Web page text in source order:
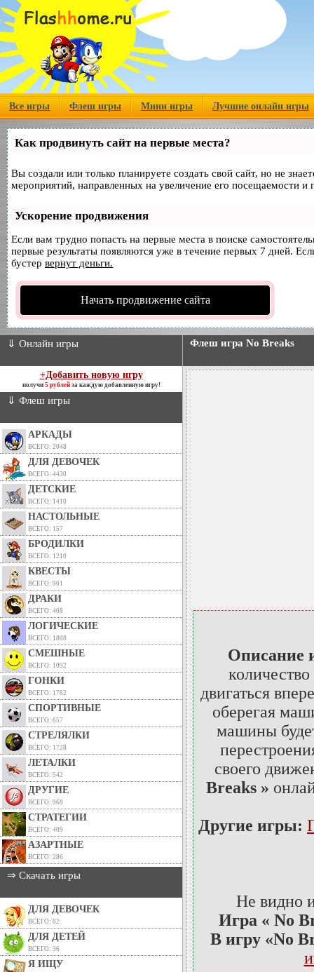
Все игры Флеш игры Мини игры Лучшие онлайн игры
Как продвинуть сайт на первые места?
Вы создали или только планируете создать свой сайт, но не
мероприятий, направленных на увеличение его посещаемости
Ускорение продвижения
Если вам трудно попасть на первые места в поиске
первые результаты появляются уже в течение первых 7 дней.
бустер вернут деньги.
Начать продвижение сайта
⇓ Онлайн игры
+Добавить новую игру
получи 5 рублейза каждую добавленную игру!
⇓ Флеш игры
АРКАДЫ
ВСЕГО: 2048
ДЛЯ ДЕВОЧЕК
ВСЕГО: 4430
ДЕТСКИЕ
ВСЕГО: 1410
НАСТОЛЬНЫЕ
ВСЕГО: 157
БРОДИЛКИ
ВСЕГО: 1210
КВЕСТЫ
ВСЕГО: 901
ДРАКИ
ВСЕГО: 408
ЛОГИЧЕСКИЕ
ВСЕГО: 1808
СМЕШНЫЕ
ВСЕГО: 1092
ГОНКИ
ВСЕГО: 1762
СПОРТИВНЫЕ
ВСЕГО: 657
СТРЕЛЯЛКИ
ВСЕГО: 1728
ЛЕТАЛКИ
ВСЕГО: 542
ДРУГИЕ
ВСЕГО: 968
СТРАТЕГИИ
ВСЕГО: 409
АЗАРТНЫЕ
ВСЕГО: 286
⇒ Скачать игры
ДЛЯ ДЕВОЧЕК
ВСЕГО: 82
ДЛЯ ДЕТЕЙ
ВСЕГО: 36
Я ИЩУ
Флеш игра No Breaks
Описание
двигаться
оберегая
машины
своего
Breaks »
Другие игры:
Не видно
Игра « No
В игру «No